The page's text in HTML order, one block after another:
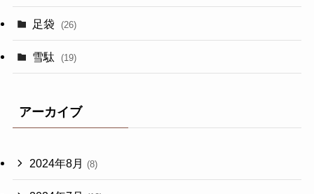
足袋 (26)
雪駄 (19)
アーカイブ
2024年8月 (8)